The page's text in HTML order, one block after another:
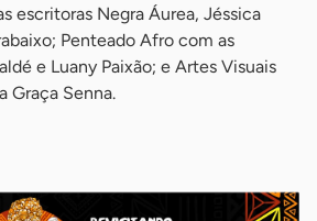
escritoras Negra Áurea, Jéssica
Penteado Afro com as
e Luany Paixão; e Artes Visuais
Graça Senna.